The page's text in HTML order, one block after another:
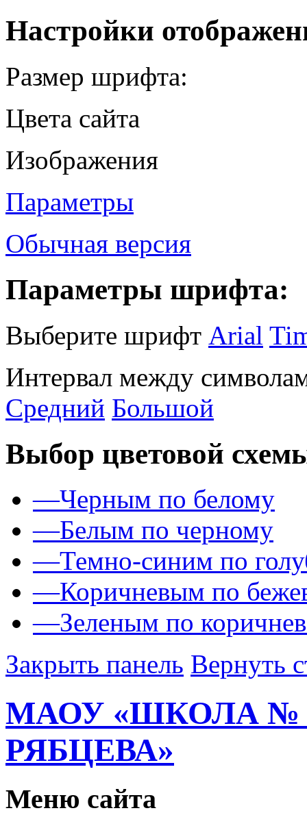
Настройки
Размер шрифта:
Цвета сайта
Изображения
Параметры
Обычная версия
Параметры шрифта:
Выберите шрифт Arial
Интервал между
Средний Большой
Выбор цветовой
—Черным по белому
—Белым по черному
—Темно-синим по
—Коричневым по
—Зеленым по
Закрыть панель Вернуть
МАОУ «ШКОЛА №
РЯБЦЕВА»
Меню сайта